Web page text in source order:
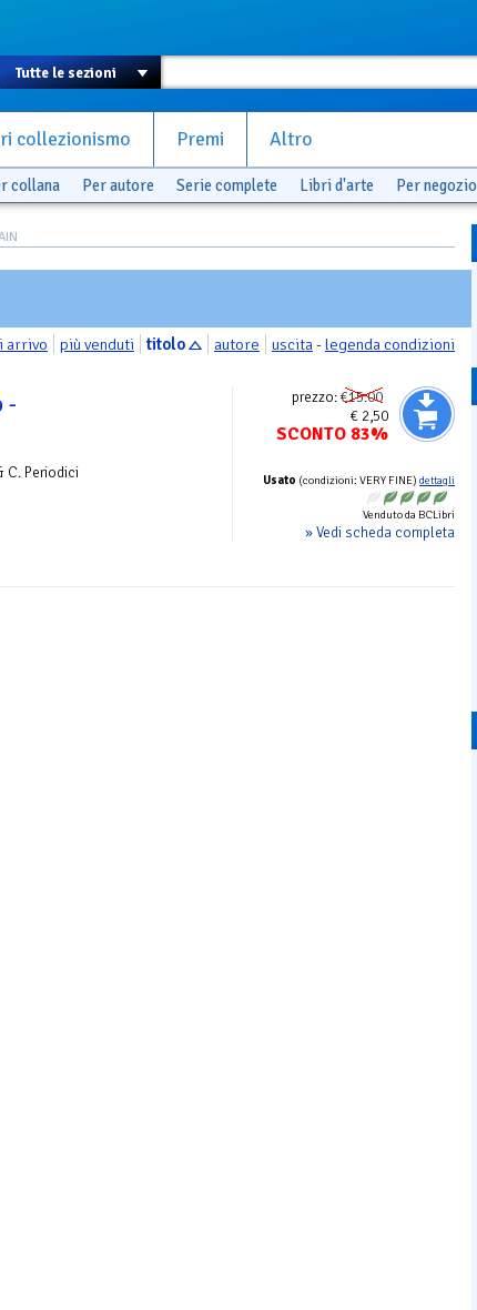
collezionismo Premi Altro
collana Per autore Serie complete Libri d'arte Per negozio
arrivo più venduti titolo autore uscita-legenda condizioni
prezzo:€15.00
€ 2,50
SCONTO 83%
Usato (condizioni: VERY FINE) dettagli
Venduto da BCLibri
» Vedi scheda completa
-
C. Periodici